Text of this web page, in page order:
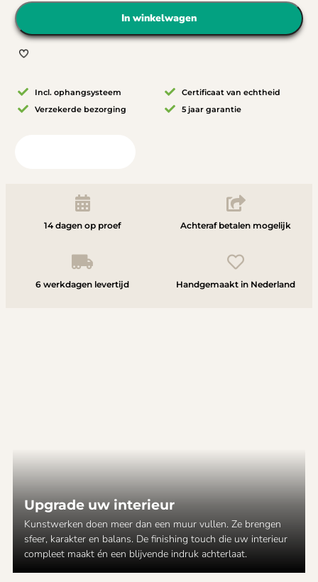
In winkelwagen
Incl. ophangsysteem
Verzekerde bezorging
Certificaat van echtheid
5 jaar garantie
14 dagen op proef Achteraf betalen mogelijk
6 werkdagen levertijd Handgemaakt in Nederland
Upgrade uw interieur
Kunstwerken doen meer dan een muur vullen. Ze brengen
sfeer, karakter en balans. De finishing touch die uw interieur
compleet maakt én een blijvende indruk achterlaat.